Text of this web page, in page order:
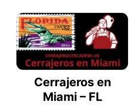
Cerrajeros en
Miami – FL